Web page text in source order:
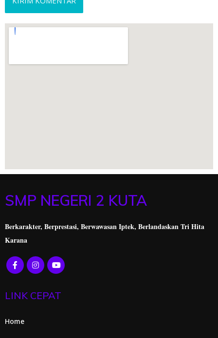
SMP NEGERI 2 KUTA
Berkarakter, Berprestasi, Berwawasan Iptek, Berlandaskan Tri Hita
Karana
LINK CEPAT
Home